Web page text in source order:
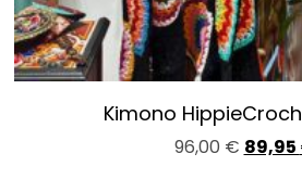
Kimono
96,00 € 89,95